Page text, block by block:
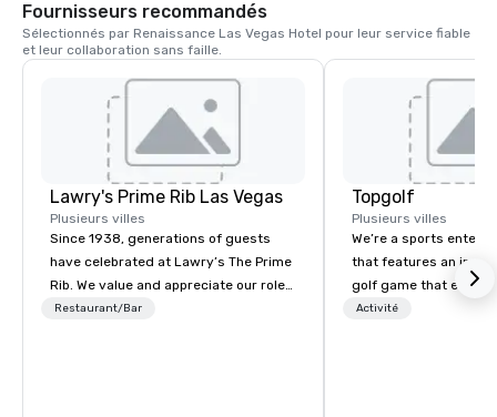
Fournisseurs recommandés
Sélectionnés par Renaissance Las Vegas Hotel pour leur service fiable
et leur collaboration sans faille.
Lawry's Prime Rib Las Vegas
Plusieurs villes
Since 1938, generations of guests
have celebrated at Lawry’s The Prime
Rib. We value and appreciate our role
in any occasion - any moment - a
Restaurant/Bar
Topgolf
Plusieurs villes
We’re a sports
that features an
golf game that
Paired with an
Activité